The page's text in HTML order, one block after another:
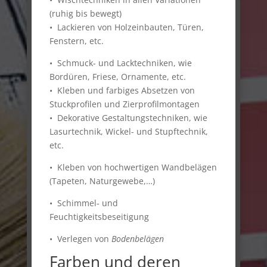
(ruhig bis bewegt)
• Lackieren von Holzeinbauten, Türen,
Fenstern, etc.
• Schmuck- und Lacktechniken, wie
Bordüren, Friese, Ornamente, etc.
• Kleben und farbiges Absetzen von
Stuckprofilen und Zierprofilmontagen
• Dekorative Gestaltungstechniken, wie
Lasurtechnik, Wickel- und Stupftechnik,
etc.
• Kleben von hochwertigen Wandbelägen
(Tapeten, Naturgewebe,…)
• Schimmel- und
Feuchtigkeitsbeseitigung
• Verlegen von Bodenbelägen
Farben und deren